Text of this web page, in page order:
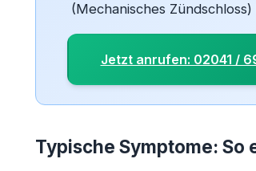
(Mechanisches
Jetzt anrufen: 02041 /
Typische Symptome: